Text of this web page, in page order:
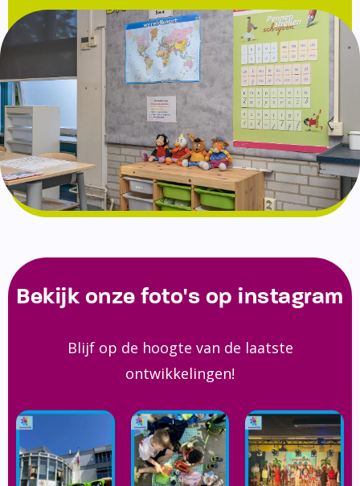
Bekijk onze foto's op instagram
Blijf op de hoogte van de laatste
ontwikkelingen!